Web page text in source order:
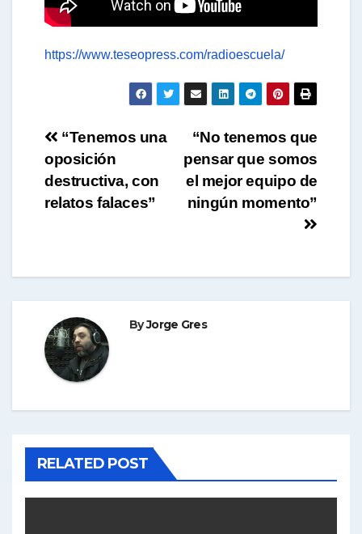
https://www.teseopress.com/radioescuela/
Navegación
de
entradas
“No tenemos que
pensar que somos
el mejor equipo de
ningún momento”
“Tenemos una
oposición
destructiva, con
relatos falaces”
ByJorge Gres
RELATED POST